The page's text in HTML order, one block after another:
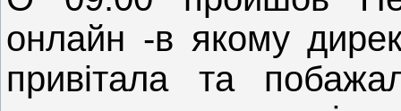
онлайн -в якому
привітала та